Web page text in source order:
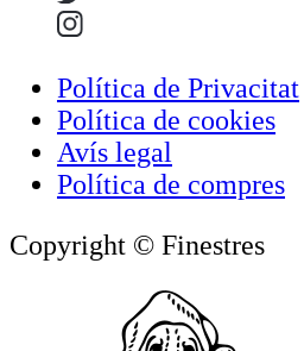
Política de Privacitat
Política de cookies
Avís legal
Política de compres
Copyright © Finestres